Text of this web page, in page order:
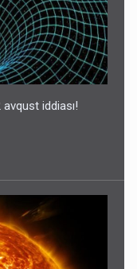
iddiası!